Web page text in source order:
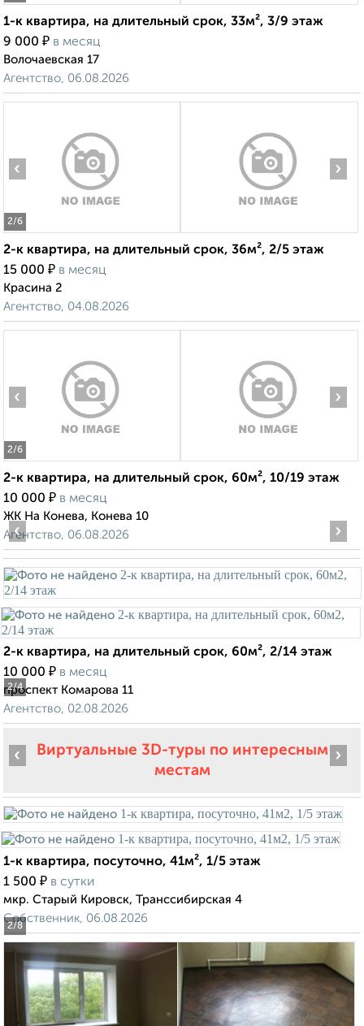
1-к квартира, на длительный срок, 33м², 3/9 этаж
9 000 ₽ в месяц
Волочаевская 17
Агентство, 06.08.2026
2/6
‹ ›
2-к квартира, на длительный срок, 36м², 2/5 этаж
15 000 ₽ в месяц
Красина 2
Агентство, 04.08.2026
2/6
‹ ›
2-к квартира, на длительный срок, 60м², 10/19 этаж
10 000 ₽ в месяц
ЖК На Конева, Конева 10
Агентство, 06.08.2026
2/4
‹ ›
2-к квартира, на длительный срок, 60м², 2/14 этаж
10 000 ₽ в месяц
проспект Комарова 11
Агентство, 02.08.2026
Виртуальные 3D-туры по интересным
местам
2/8
‹ ›
1-к квартира, посуточно, 41м², 1/5 этаж
1 500 ₽ в сутки
мкр. Старый Кировск, Транссибирская 4
Собственник, 06.08.2026